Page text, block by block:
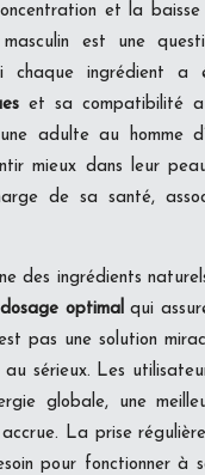
et la
est une
chaque ingrédient a
et sa compatibilité
adulte au homme
mieux dans leur
de sa santé,
des ingrédients
dosage optimal qui
pas une solution
sérieux. Les
globale, une
La prise
pour fonctionner à